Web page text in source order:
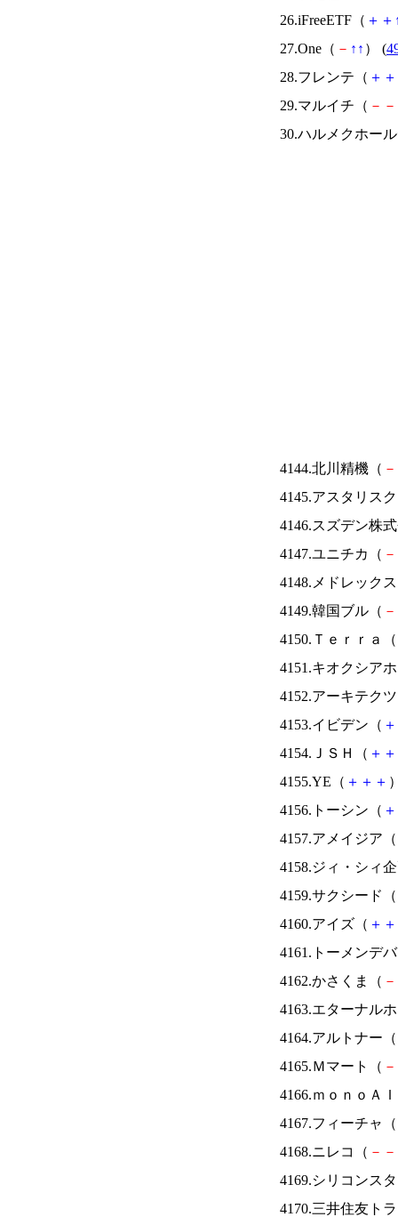
26.iFreeETF（ ＋ ＋
27.One（ － ↑ ↑ ） (
28.フレンテ（ ＋ ＋
29.マルイチ（ － －
30.ハルメクホー
4144.北川精機（ －
4145.アスタリス
4146.スズデン株
4147.ユニチカ（ －
4148.メドレック
4149.韓国ブル（ －
4150.Ｔｅｒｒａ（
4151.キオクシア
4152.アーキテク
4153.イビデン（ ＋
4154.ＪＳＨ（ ＋ ＋
4155.YE（ ＋ ＋ ＋
4156.トーシン（ ＋
4157.アメイジア（
4158.ジィ・シィ
4159.サクシード（
4160.アイズ（ ＋ ＋
4161.トーメンデ
4162.かさくま（ －
4163.エターナル
4164.アルトナー（
4165.Ｍマート（ －
4166.ｍｏｎｏＡ
4167.フィーチャ（
4168.ニレコ（ － －
4169.シリコンス
4170.三井住友ト